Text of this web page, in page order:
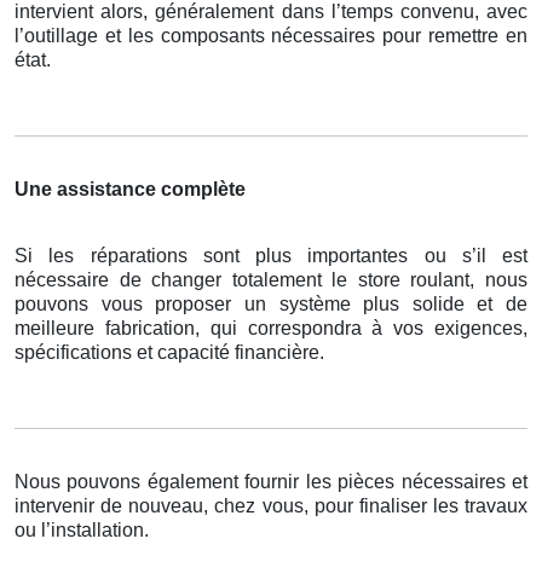
intervient alors, généralement dans l’temps convenu, avec
l’outillage et les composants nécessaires pour remettre en
état.
Une assistance complète
Si les réparations sont plus importantes ou s’il est
nécessaire de changer totalement le store roulant, nous
pouvons vous proposer un système plus solide et de
meilleure fabrication, qui correspondra à vos exigences,
spécifications et capacité financière.
Nous pouvons également fournir les pièces nécessaires et
intervenir de nouveau, chez vous, pour finaliser les travaux
ou l’installation.